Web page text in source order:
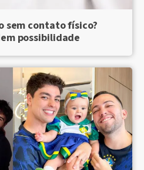
sem contato físico?
possibilidade